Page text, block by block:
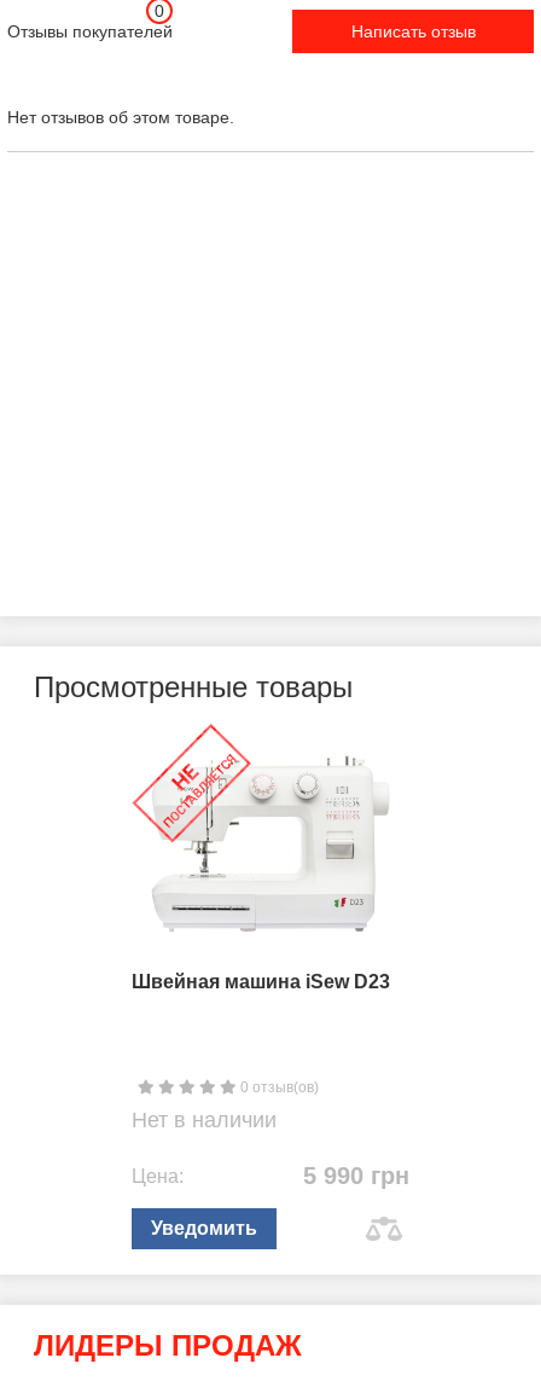
Отзывы покупателей
0
Написать отзыв
Нет отзывов об этом товаре.
Просмотренные товары
Швейная машина iSew D23
0 отзыв(ов)
Нет в наличии
Цена: 5 990 грн
Уведомить
ЛИДЕРЫ ПРОДАЖ